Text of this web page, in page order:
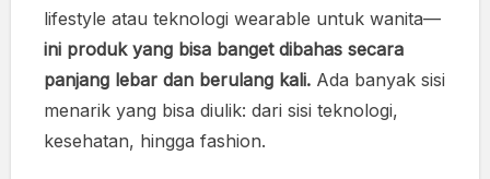
lifestyle atau teknologi wearable untuk wanita—
ini produk yang bisa banget dibahas secara
panjang lebar dan berulang kali. Ada banyak sisi
menarik yang bisa diulik: dari sisi teknologi,
kesehatan, hingga fashion.